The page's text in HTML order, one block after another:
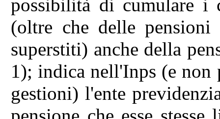
possibilità di cumulare i
(oltre che delle
superstiti) anche della
1); indica nell'Inps (e non
gestioni) l'ente